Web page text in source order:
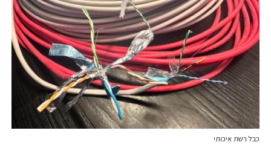
כבל רשת איכותי